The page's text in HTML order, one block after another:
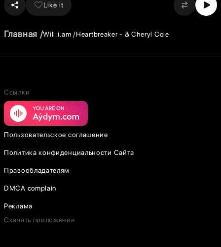
Like it
Главная Will.i.am Heartbreaker - & Cheryl Cole
Ссылки
Пользовательское соглашение
Политика конфиденциальности Сайта
Правообладателям
DMCA complain
Реклама
Скачать приложение